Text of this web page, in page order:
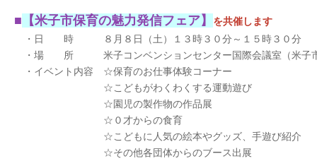
■ 【米子市保育の魅力発信フェア】
を共催します
・日 時 ８月８日（土）１３時３０分～１５時３０
・場 所 米子コンベンションセンター国際会議室（米子市
・イベント内容 ☆保育のお仕事体験コーナー
☆こどもがわくわくする運動遊び
☆園児の製作物の作品展
☆０才からの食育
☆こどもに人気の絵本やグッズ、手遊び紹介
☆その他各団体からのブース出展